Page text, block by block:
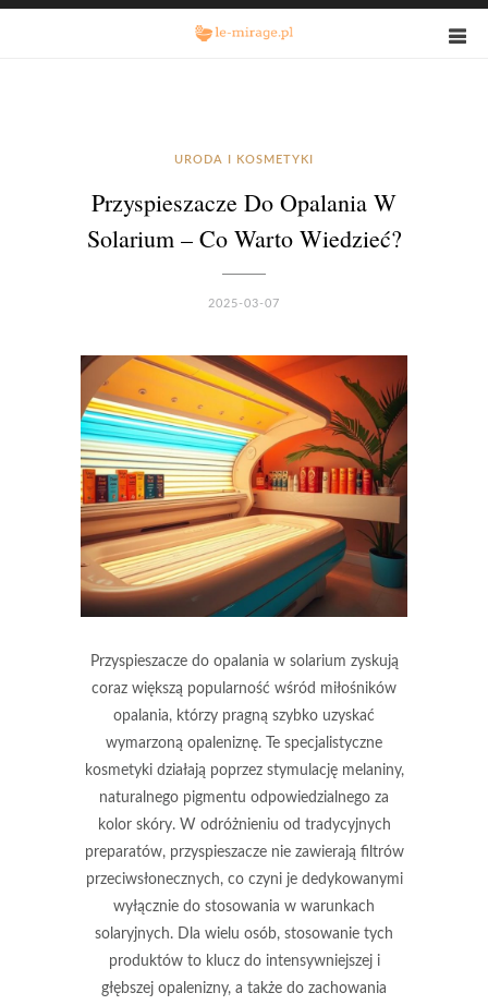
URODA I KOSMETYKI
Przyspieszacze Do Opalania W
Solarium – Co Warto Wiedzieć?
2025-03-07
Przyspieszacze do opalania w solarium zyskują
coraz większą popularność wśród miłośników
opalania, którzy pragną szybko uzyskać
wymarzoną opaleniznę. Te specjalistyczne
kosmetyki działają poprzez stymulację melaniny,
naturalnego pigmentu odpowiedzialnego za
kolor skóry. W odróżnieniu od tradycyjnych
preparatów, przyspieszacze nie zawierają filtrów
przeciwsłonecznych, co czyni je dedykowanymi
wyłącznie do stosowania w warunkach
solaryjnych. Dla wielu osób, stosowanie tych
produktów to klucz do intensywniejszej i
głębszej opalenizny, a także do zachowania